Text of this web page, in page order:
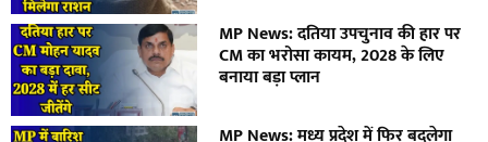
MP News: दतिया उपचुनाव की हार पर
CM का भरोसा कायम, 2028 के लिए
बनाया बड़ा प्लान